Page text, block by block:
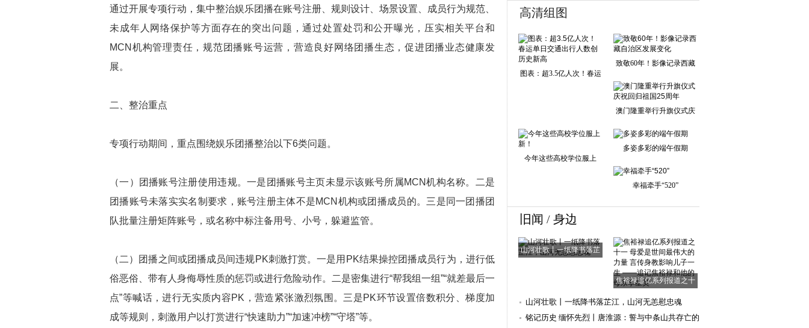
通过开展专项行动，集中整治娱乐团播在账号注册、规则设计、场景设置、成员行为规范、
未成年人网络保护等方面存在的突出问题，通过处置处罚和公开曝光，压实相关平台和
MCN机构管理责任，规范团播账号运营，营造良好网络团播生态，促进团播业态健康发
展。
二、整治重点
专项行动期间，重点围绕娱乐团播整治以下6类问题。
（一）团播账号注册使用违规。一是团播账号主页未显示该账号所属MCN机构名称。二是
团播账号未落实实名制要求，账号注册主体不是MCN机构或团播成员的。三是同一团播团
队批量注册矩阵账号，或名称中标注备用号、小号，躲避监管。
（二）团播之间或团播成员间违规PK刺激打赏。一是用PK结果操控团播成员行为，进行低
俗恶俗、带有人身侮辱性质的惩罚或进行危险动作。二是密集进行“帮我组一组”“就差最后一
点”等喊话，进行无实质内容PK，营造紧张激烈氛围。三是PK环节设置倍数积分、梯度加
成等规则，刺激用户以打赏进行“快速助力”“加速冲榜”“守塔”等。
高清组图
图表：超3.5亿人次！春运
致敬60年！影像记录西藏
自治区发展变化
澳门隆重举行升旗仪式庆
祝回归祖国25周
今年这些高校学位服上
多姿多彩的端午假期
幸福牵手“520”
旧闻 / 身边
山河壮歌丨一纸降书落芷
焦裕禄追亿系列报道之十
山河壮歌丨一纸降书落芷江，山河无恙慰忠魂
铭记历史 缅怀先烈丨唐淮源：誓与中条山共存亡的